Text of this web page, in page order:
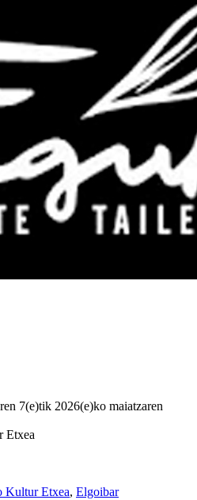
7(e)tik 2026(e)ko maiatzaren
Etxea
Kultur Etxea, Elgoibar